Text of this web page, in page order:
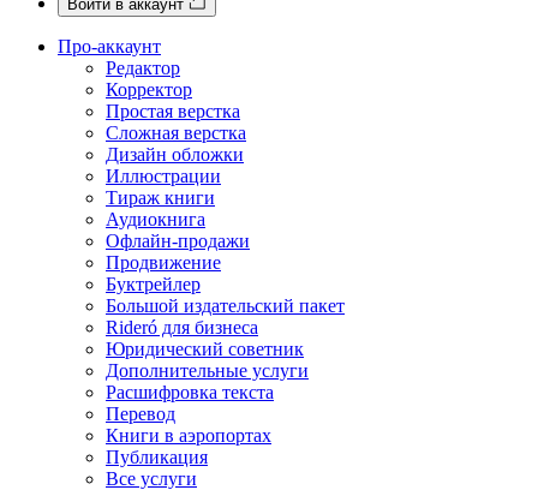
Войти в аккаунт
Про-аккаунт
Редактор
Корректор
Простая верстка
Сложная верстка
Дизайн обложки
Иллюстрации
Тираж книги
Аудиокнига
Офлайн-продажи
Продвижение
Буктрейлер
Большой издательский пакет
Rideró для бизнеса
Юридический советник
Дополнительные услуги
Расшифровка текста
Перевод
Книги в аэропортах
Публикация
Все услуги